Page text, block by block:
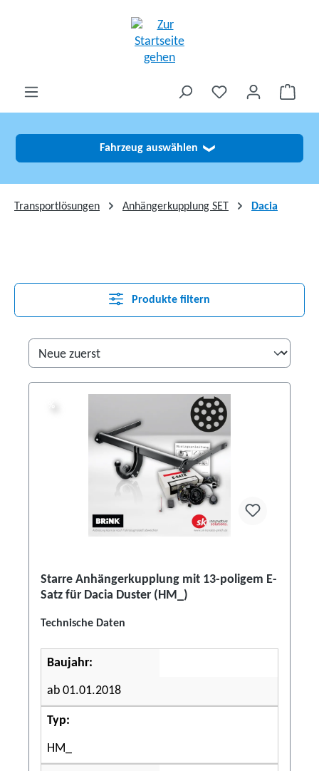
Fahrzeug auswählen ❯
Transportlösungen Anhängerkupplung SET Dacia
Produkte filtern
Starre Anhängerkupplung mit 13-poligem E-
Satz für Dacia Duster (HM_)
Technische Daten
Baujahr:
ab 01.01.2018
Typ:
HM_